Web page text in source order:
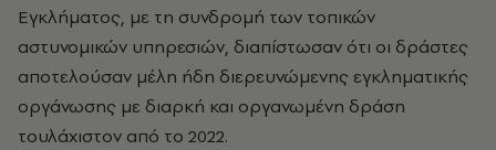
Εγκλήματος, με τη συνδρομή των τοπικών
αστυνομικών υπηρεσιών, διαπίστωσαν ότι οι δράστες
αποτελούσαν μέλη ήδη διερευνώμενης εγκληματικής
οργάνωσης με διαρκή και οργανωμένη δράση
τουλάχιστον από το 2022.